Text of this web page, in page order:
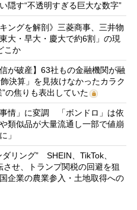
す“不透明すぎる巨大な数字”
ングを解剖》三菱商事、三井物
大・早大・慶大で約6割」の現
こか
が破産】63社もの金融機関が融
決算」を見抜けなかったカラク
の焦りも表出していた
情」に変調 「ボンドロ」は依
類似品が大量流通し一部で値崩
」
リング” SHEIN、TikTok、
せ、トランプ関税の回避を狙
企業の農業参入・土地取得への